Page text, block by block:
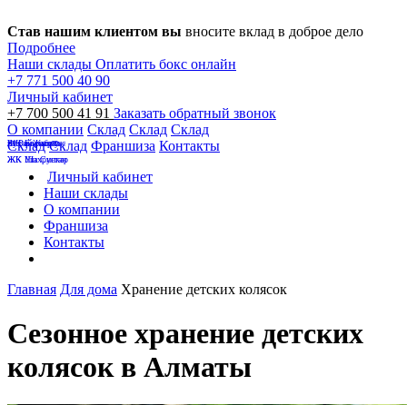
Став нашим клиентом вы вносите вклад в доброе дело
Подробнее
Наши склады Оплатить бокс онлайн
+7 771 500 40 90
Личный кабинет
+7 700 500 41 91 Заказать обратный звонок
О компании Склад
Бухар Жырау
Склад
на Райымбека
Склад
ЖК Европолис
Склад
ЖК Уш Сункар
Склад
ЖК Шахристан
Франшиза Контакты
Личный кабинет
Наши склады
О компании
Франшиза
Контакты
Главная Для дома Хранение детских колясок
Сезонное хранение детских
колясок в Алматы